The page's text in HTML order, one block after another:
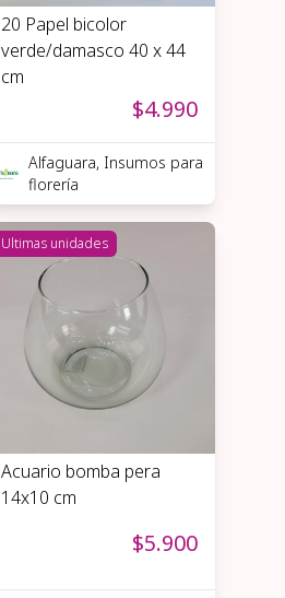
20 Papel bicolor
verde/damasco 40 x 44
cm
$4.990
Alfaguara, Insumos para
florería
Ultimas unidades
Acuario bomba pera
14x10 cm
$5.900